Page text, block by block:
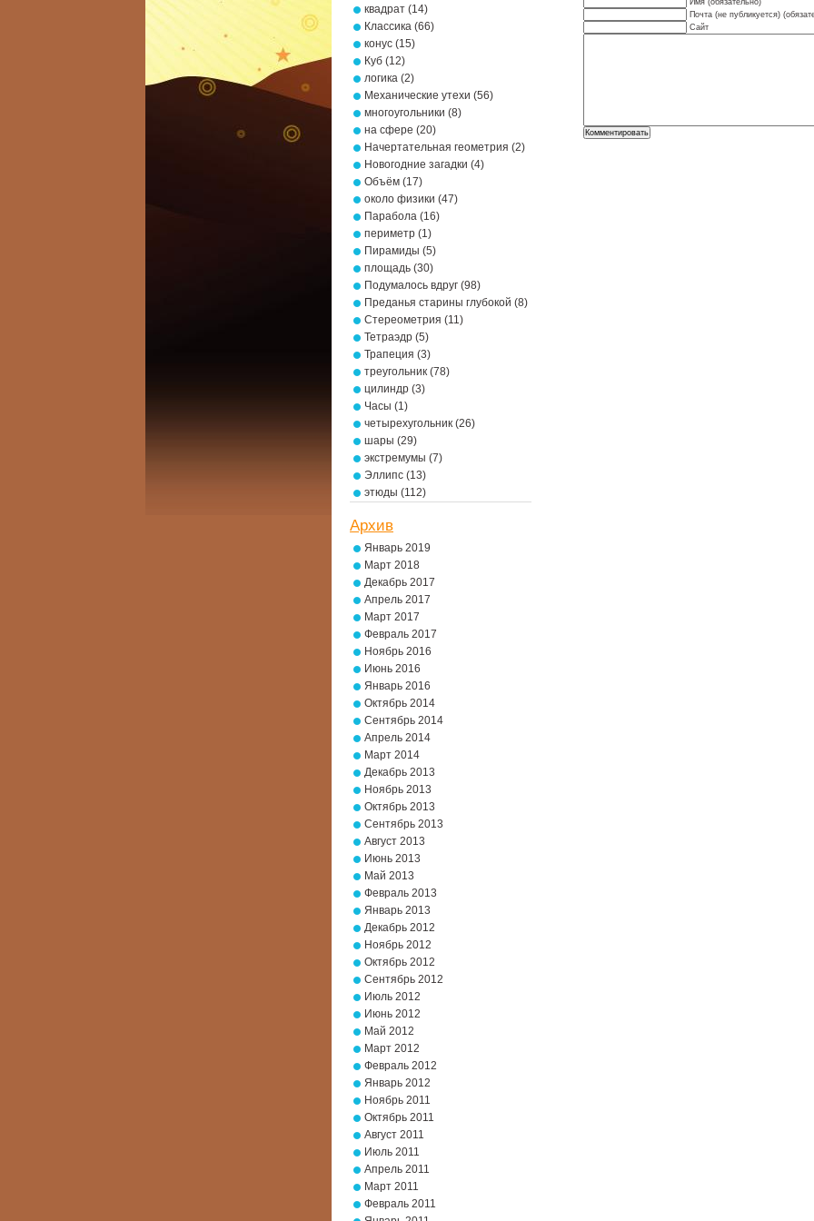
Имя (обязательно)
Почта (не публикуется)
Сайт
квадрат (14)
Классика (66)
конус (15)
Куб (12)
логика (2)
Механические утехи (56)
многоугольники (8)
на сфере (20)
Начертательная геометрия (2)
Новогодние загадки (4)
Объём (17)
около физики (47)
Парабола (16)
периметр (1)
Пирамиды (5)
площадь (30)
Подумалось вдруг (98)
Преданья старины глубокой (8)
Стереометрия (11)
Тетраэдр (5)
Трапеция (3)
треугольник (78)
цилиндр (3)
Часы (1)
четырехугольник (26)
шары (29)
экстремумы (7)
Эллипс (13)
этюды (112)
Архив
Январь 2019
Март 2018
Декабрь 2017
Апрель 2017
Март 2017
Февраль 2017
Ноябрь 2016
Июнь 2016
Январь 2016
Октябрь 2014
Сентябрь 2014
Апрель 2014
Март 2014
Декабрь 2013
Ноябрь 2013
Октябрь 2013
Сентябрь 2013
Август 2013
Июнь 2013
Май 2013
Февраль 2013
Январь 2013
Декабрь 2012
Ноябрь 2012
Октябрь 2012
Сентябрь 2012
Июль 2012
Июнь 2012
Май 2012
Март 2012
Февраль 2012
Январь 2012
Ноябрь 2011
Октябрь 2011
Август 2011
Июль 2011
Апрель 2011
Март 2011
Февраль 2011